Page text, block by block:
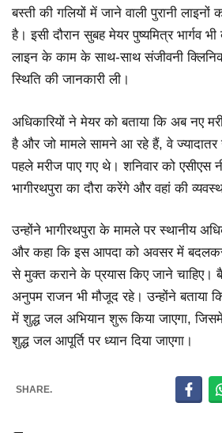
बस्ती की गलियों में जाने वाली पुरानी
है। इसी दौरान सुबह मेयर पुष्यमित्र भार्गव
लाइन के काम के साथ-साथ संजीवनी
स्थिति की जानकारी ली।
अधिकारियों ने मेयर को बताया कि अब नए
है और जो मामले सामने आ रहे हैं, वे ज्यादातर
पहले मरीज पाए गए थे। शनिवार को एसीएस
भागीरथपुरा का दौरा करेंगे और वहां की
उन्होंने भागीरथपुरा के मामले पर स्थानीय
और कहा कि इस आपदा को अवसर में बदलकर
से मुक्त कराने के प्रयास किए जाने
अनुपम राजन भी मौजूद रहे। उन्होंने बताया
में शुद्ध जल अभियान शुरू किया जाएगा,
शुद्ध जल आपूर्ति पर ध्यान दिया जाएगा।
SHARE.